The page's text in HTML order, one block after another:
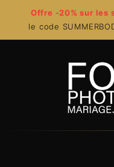
Offre -20% sur les
le code